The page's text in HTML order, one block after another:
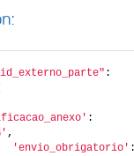
:
,
'envio_obrigatorio'